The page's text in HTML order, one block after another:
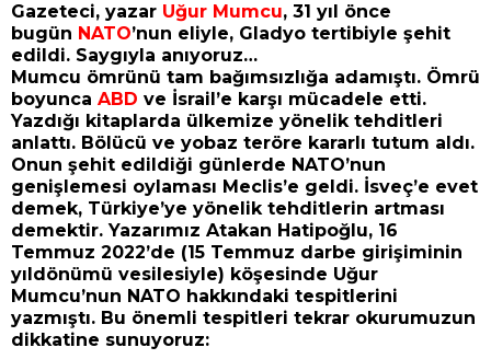
Gazeteci, yazar Uğur Mumcu, 31 yıl önce
bugün NATO’nun eliyle, Gladyo tertibiyle şehit
edildi. Saygıyla anıyoruz…
Mumcu ömrünü tam bağımsızlığa adamıştı. Ömrü
boyunca ABD ve İsrail’e karşı mücadele etti.
Yazdığı kitaplarda ülkemize yönelik tehditleri
anlattı. Bölücü ve yobaz teröre kararlı tutum aldı.
Onun şehit edildiği günlerde NATO’nun
genişlemesi oylaması Meclis’e geldi. İsveç’e evet
demek, Türkiye’ye yönelik tehditlerin artması
demektir. Yazarımız Atakan Hatipoğlu, 16
Temmuz 2022’de (15 Temmuz darbe girişiminin
yıldönümü vesilesiyle) köşesinde Uğur
Mumcu’nun NATO hakkındaki tespitlerini
yazmıştı. Bu önemli tespitleri tekrar okurumuzun
dikkatine sunuyoruz: